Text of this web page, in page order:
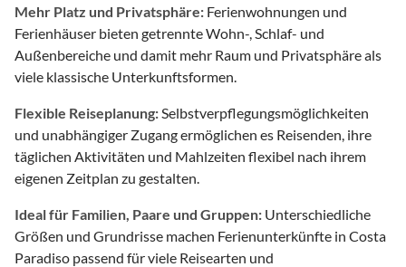
Mehr Platz und Privatsphäre: Ferienwohnungen und
Ferienhäuser bieten getrennte Wohn-, Schlaf- und
Außenbereiche und damit mehr Raum und Privatsphäre als
viele klassische Unterkunftsformen.
Flexible Reiseplanung: Selbstverpflegungsmöglichkeiten
und unabhängiger Zugang ermöglichen es Reisenden, ihre
täglichen Aktivitäten und Mahlzeiten flexibel nach ihrem
eigenen Zeitplan zu gestalten.
Ideal für Familien, Paare und Gruppen: Unterschiedliche
Größen und Grundrisse machen Ferienunterkünfte in Costa
Paradiso passend für viele Reisearten und